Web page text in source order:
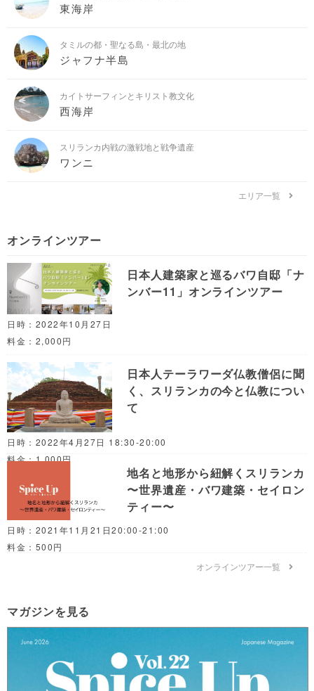
東海岸
タミルの都・聖なる島・最北の地
ジャフナ半島
カイトサーフィンとキリスト教文化
西海岸
スリランカ内戦の激戦地と戦争遺産
ワンニ
エリア一覧
オンラインツアー
日本人建築家と巡るバワ自邸「ナ
ンバー11」オンラインツアー
日時：2022年10月27日
料金：2,000円
日本人テーラワーダ仏教僧侶に聞
く、スリランカの今と仏教につい
て
日時：2022年4月27日 18:30-20:00
料金：1,000円
地名と地形から紐解くスリランカ
〜世界遺産・バワ建築・セイロン
ティー〜
日時：2021年11月21日20:00-21:00
料金：500円
オンラインツアー一覧
マガジンを見る